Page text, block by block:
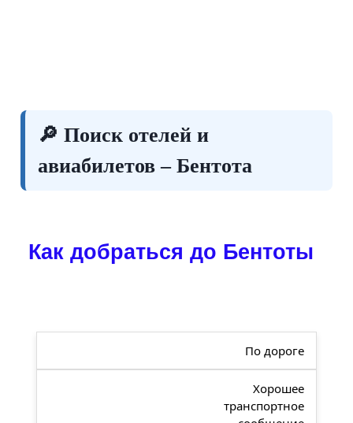
🔎 Поиск отелей и
авиабилетов – Бентота
Как добраться до Бентоты
По дороге
Хорошее
транспортное